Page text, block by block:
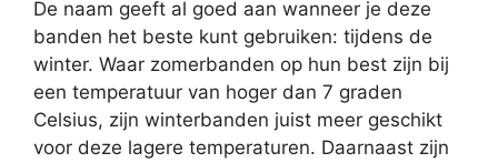
De naam geeft al goed aan wanneer je deze
banden het beste kunt gebruiken: tijdens de
winter. Waar zomerbanden op hun best zijn bij
een temperatuur van hoger dan 7 graden
Celsius, zijn winterbanden juist meer geschikt
voor deze lagere temperaturen. Daarnaast zijn